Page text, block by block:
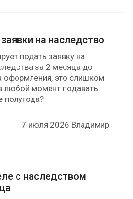
на наследство
подать заявку на
за 2 месяца до
оформления, это слишком
любой момент подавать
полугода?
7 июля 2026 Владимир
с наследством